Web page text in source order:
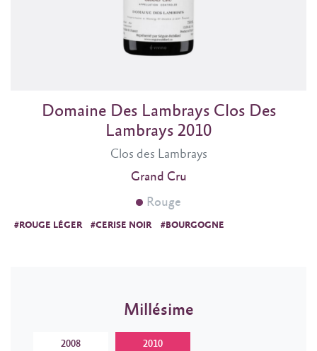
Clos des Lambrays
Domaine Des Lambrays Clos Des
Lambrays 2010
Grand Cru
Rouge
#ROUGE LÉGER #CERISE NOIR #BOURGOGNE
Millésime
2008 2010